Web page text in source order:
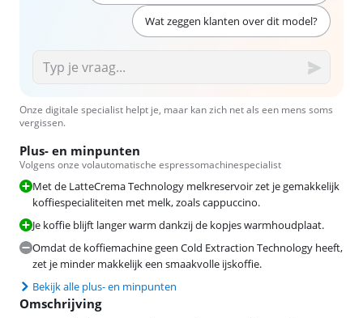
Wat zeggen klanten over dit model?
Onze digitale specialist helpt je, maar kan zich net als een mens soms
vergissen.
Plus- en minpunten
Volgens onze volautomatische espressomachinespecialist
Met de LatteCrema Technology melkreservoir zet je gemakkelijk
koffiespecialiteiten met melk, zoals cappuccino.
Je koffie blijft langer warm dankzij de kopjes warmhoudplaat.
Omdat de koffiemachine geen Cold Extraction Technology heeft,
zet je minder makkelijk een smaakvolle ijskoffie.
Bekijk alle plus- en minpunten
Omschrijving